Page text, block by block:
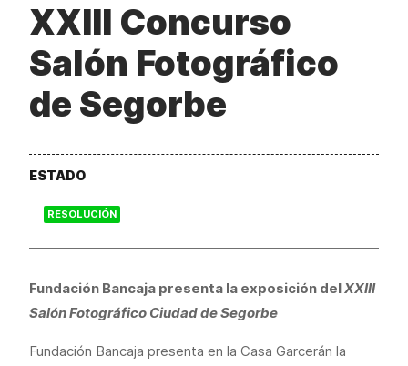
XXIII Concurso
Salón Fotográfico
de Segorbe
ESTADO
RESOLUCIÓN
Fundación Bancaja presenta la exposición delXXIII
Salón Fotográfico Ciudad de Segorbe
Fundación Bancaja presenta en la Casa Garcerán la